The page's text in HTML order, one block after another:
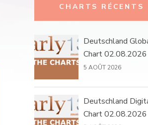
CHARTS RÉCENTS
Deutschland
Chart 02.08.2026
5 AOÛT 2026
Deutschland
Chart 02.08.2026